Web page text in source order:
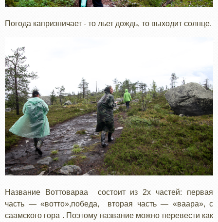
Погода капризничает - то льет дождь, то выходит солнце.
Название Воттовараа состоит из 2х частей: первая
часть — «вотто»,победа, вторая часть — «ваара», с
саамского гора . Поэтому название можно перевести как